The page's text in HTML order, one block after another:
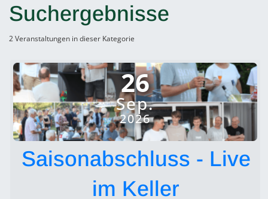
Suchergebnisse
2 Veranstaltungen in dieser Kategorie
26
Sep.
2026
Saisonabschluss - Live
im Keller